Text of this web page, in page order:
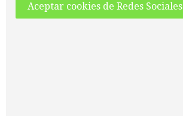
Aceptar cookies de Redes Sociales